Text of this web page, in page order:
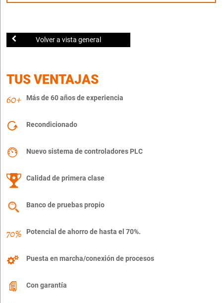
Volver a vista general
TUS VENTAJAS
Más de 60 años de experiencia
Recondicionado
Nuevo sistema de controladores PLC
Calidad de primera clase
Banco de pruebas propio
Potencial de ahorro de hasta el 70%.
Puesta en marcha/conexión de procesos
Con garantía